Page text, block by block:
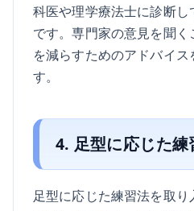
科医や理学療法士に診断
です。専門家の意見を聞
を減らすためのアドバイス
す。
4. 足型に応じた練
足型に応じた練習法を取